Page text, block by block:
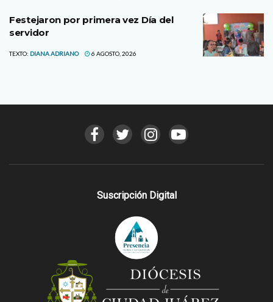
Festejaron por primera vez Día del
servidor
TEXTO: DIANA ADRIANO 6 AGOSTO, 2026
Suscripción Digital